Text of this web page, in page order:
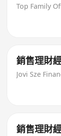
Top Family
銷售理財
Jovi Sze
銷售理財